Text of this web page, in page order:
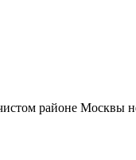
районе Москвы